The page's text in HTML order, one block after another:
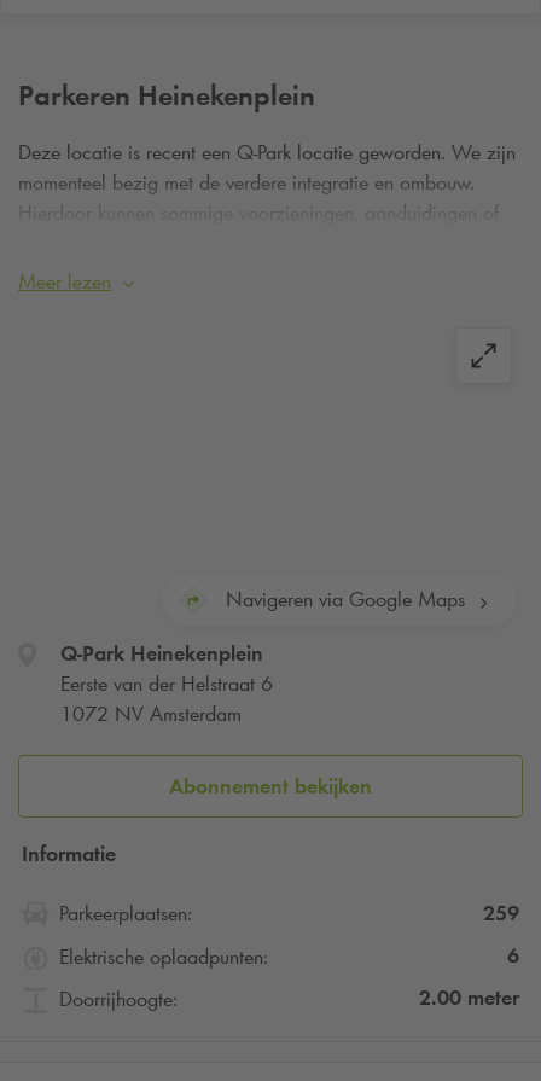
Parkeren Heinekenplein
Deze locatie is recent een Q-Park locatie geworden. We zijn
momenteel bezig met de verdere integratie en ombouw.
Hierdoor kunnen sommige voorzieningen, aanduidingen of
Parkeer eenvoudig op kentekenherkenning.
Meer lezen
Navigeren via Google Maps
Q-ParkHeinekenplein
Eerste van der Helstraat 6
1072 NV Amsterdam
Abonnement bekijken
Informatie
Parkeerplaatsen:
259
Elektrische oplaadpunten:
6
Doorrijhoogte:
2.00 meter